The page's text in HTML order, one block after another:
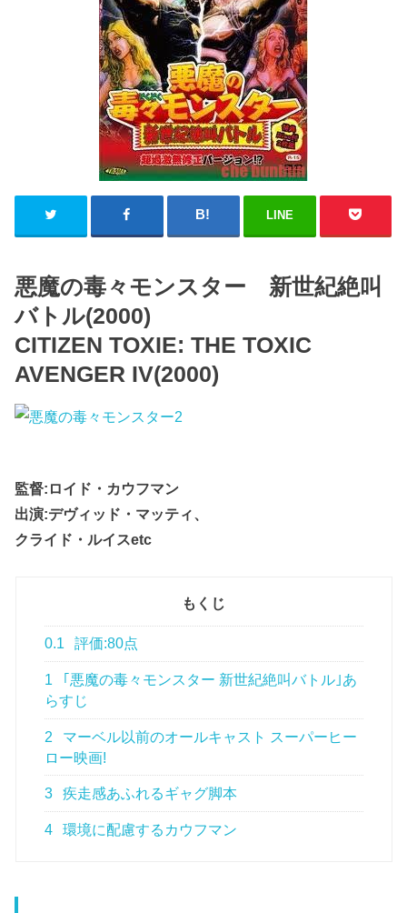
LINE
悪魔の毒々モンスター 新世紀絶叫
バトル(2000)
CITIZEN TOXIE: THE TOXIC
AVENGER IV(2000)
監督:ロイド・カウフマン
出演:デヴィッド・マッティ、
クライド・ルイスetc
もくじ
0.1 評価:80点
1
｢悪魔の毒々モンスター 新世紀絶叫バトル｣あ
らすじ
2
マーベル以前のオールキャスト スーパーヒー
ロー映画!
3 疾走感あふれるギャグ脚本
4 環境に配慮するカウフマン